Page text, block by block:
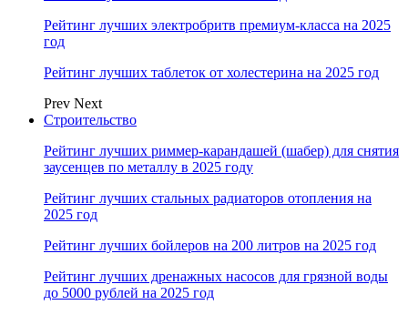
Рейтинг лучших электробритв премиум-класса на 2025
год
Рейтинг лучших таблеток от холестерина на 2025 год
Prev Next
Строительство
Рейтинг лучших риммер-карандашей (шабер) для снятия
заусенцев по металлу в 2025 году
Рейтинг лучших стальных радиаторов отопления на
2025 год
Рейтинг лучших бойлеров на 200 литров на 2025 год
Рейтинг лучших дренажных насосов для грязной воды
до 5000 рублей на 2025 год